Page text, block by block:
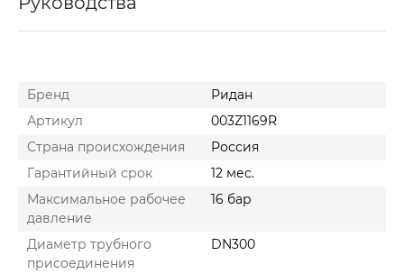
Бренд
Ридан
Артикул
003Z1169R
Cтрана происхождения
Россия
Гарантийный срок
12 мес.
Максимальное рабочее
давление
16 бар
Диаметр трубного
присоединения
DN300